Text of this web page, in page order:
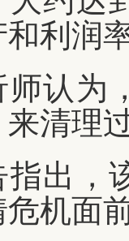
和利润
师认为
来清理
指出，
危机面